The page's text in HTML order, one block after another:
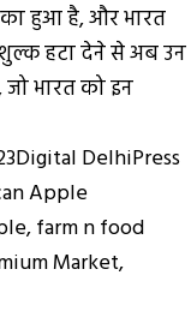
हुआ है, और भारत
शुल्क हटा देने से अब उन
जो भारत को इन
Author
Digital DelhiPress
Apple
,farm n food
Market,